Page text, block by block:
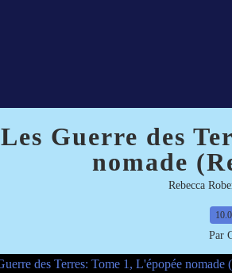
Les Guerre des
nomade
Rebecca
Par